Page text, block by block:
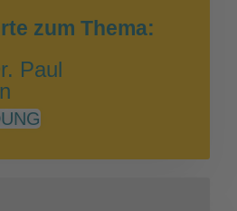
zum Thema:
Paul